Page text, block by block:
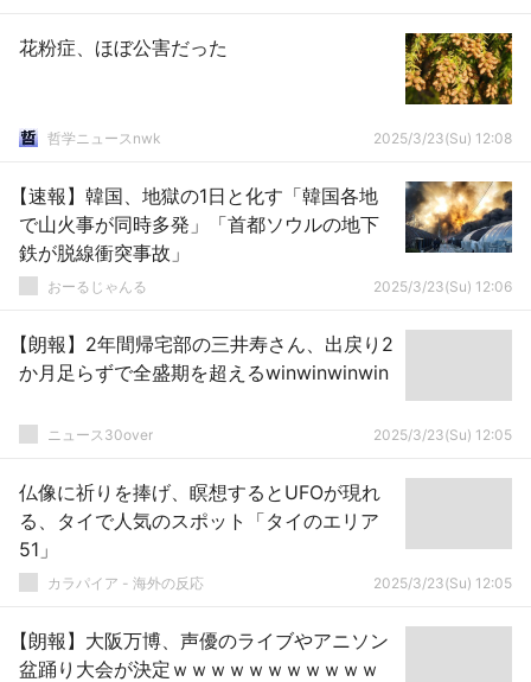
花粉症、ほぼ公害だった
哲学ニュースnwk 2025/3/23(Su) 12:08
【速報】韓国、地獄の1日と化す「韓国各地
で山火事が同時多発」「首都ソウルの地下
鉄が脱線衝突事故」
おーるじゃんる 2025/3/23(Su) 12:06
【朗報】2年間帰宅部の三井寿さん、出戻り2
か月足らずで全盛期を超えるwinwinwinwin
ニュース30over 2025/3/23(Su) 12:05
仏像に祈りを捧げ、瞑想するとUFOが現れ
る、タイで人気のスポット「タイのエリア
51」
カラパイア - 海外の反応 2025/3/23(Su) 12:05
【朗報】大阪万博、声優のライブやアニソン
盆踊り大会が決定ｗｗｗｗｗｗｗｗｗｗｗ